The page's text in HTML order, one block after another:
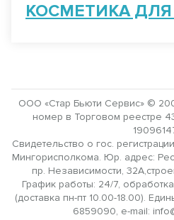
КОСМЕТИКА
ООО «Стар Бьюти Сервис» ©
номер в Торговом реестре
Свидетельство о гос.
Мингорисполкома. Юр. адрес:
пр. Независимости,
График работы: 24/7,
(доставка пн-пт 10.00-18.00).
6859090, e-mail: